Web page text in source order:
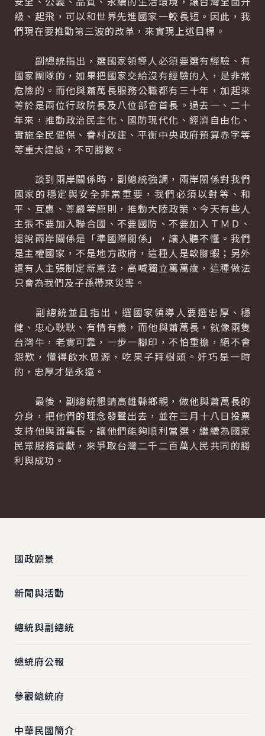
級、起飛，可以和世界先進國家一較長短。因此，我
們現在要推動第三波的改革，來實現上述目標。
副總統指出，選國家領導人必須要選有經驗、有
國家團隊的，如果把國家交給沒有經驗的人，是非常
危險的。而他與蕭萬長服務公職都有三十年，加起來
等於是兩位行政院長及八位部會首長。過去一、二十
年來，推動政治民主化、國防現代化、經濟自由化、
實施全民健保、眷村改建、平衡中央政府預算赤字等
等重大建設，不可勝數。
談到兩岸關係時，副總統強調，兩岸關係對我們
國家的穩定與安全非常重要，我們必須以對等、和
平、互惠、尊嚴等原則，推動大陸政策。今天有些人
主張不要加入聯合國、不要國防、不要加入ＴＭＤ、
還說兩岸關係是「準國際關係」，讓人聽不懂。我們
是主權國家，不是地方政府，這種人是軟腳蝦；另外
還有人主張制定新憲法，高喊獨立萬萬歲，這種做法
只會為我們及子孫帶來災害。
副總統並且指出，選國家領導人要選忠厚、穩
健、忠心耿耿、有情有義，而他與蕭萬長，就像兩隻
台灣牛，老實可靠，一步一腳印，不怕重擔，絕不會
怨歎，懂得飲水思源，吃果子拜樹頭。奸巧是一時
的，忠厚才是永遠。
最後，副總統懇請高雄縣鄉親，做他與蕭萬長的
分身，把他們的理念發聲出去，並在三月十八日投票
支持他與蕭萬長，讓他們能夠順利當選，繼續為國家
民眾服務貢獻，來爭取台灣二千二百萬人民共同的勝
利與成功。
國政願景
新聞與活動
總統與副總統
總統府公報
參觀總統府
中華民國簡介